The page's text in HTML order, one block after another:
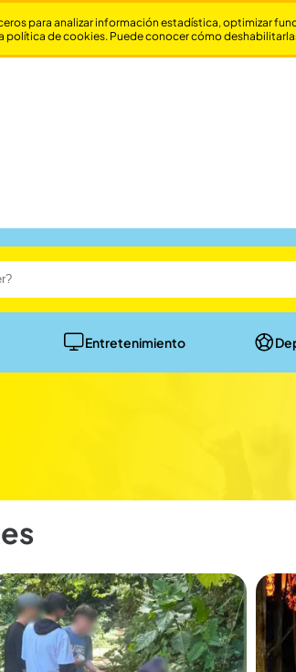
Entretenimiento
para analizar información estadística, optimizar
de cookies. Puede conocer cómo